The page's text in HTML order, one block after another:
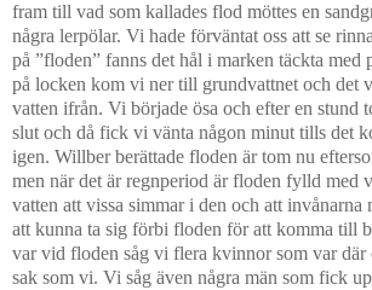
fram till vad som kallades flod möttes en
några lerpölar. Vi hade förväntat oss att se
på ”floden” fanns det hål i marken täckta
på locken kom vi ner till grundvattnet och det
vatten ifrån. Vi började ösa och efter en stund
slut och då fick vi vänta någon minut tills det
igen. Willber berättade floden är tom nu
men när det är regnperiod är floden fylld med
vatten att vissa simmar i den och att invånarna
att kunna ta sig förbi floden för att komma till
var vid floden såg vi flera kvinnor som var där
sak som vi. Vi såg även några män som fick